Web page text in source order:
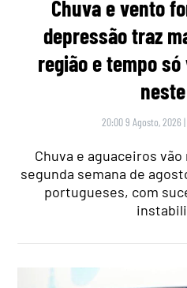
Chuva e vento
depressão traz
região e tempo
20:00 9 Agosto, 2026 |
Chuva e aguaceiros
segunda semana de
portugueses, com